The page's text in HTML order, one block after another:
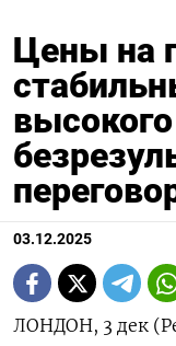
Цены на
03.12.2025
ЛОНДОН, 3 дек